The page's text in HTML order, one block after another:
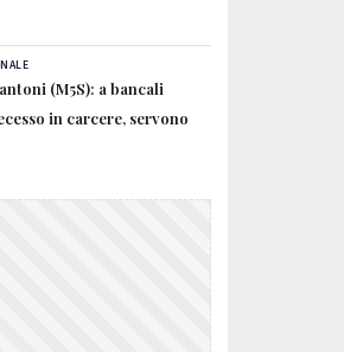
(M5S): a bancali
in carcere, servono